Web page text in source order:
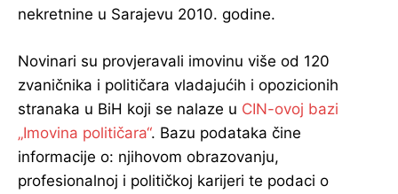
nekretnine u Sarajevu 2010. godine.
Novinari su provjeravali imovinu više od 120
zvaničnika i političara vladajućih i opozicionih
stranaka u BiH koji se nalaze u CIN-ovoj bazi
„Imovina političara“. Bazu podataka čine
informacije o: njihovom obrazovanju,
profesionalnoj i političkoj karijeri te podaci o